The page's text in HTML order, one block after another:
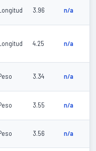
Longitud 3.96 n/a
Longitud 4.25 n/a
3.34 n/a
3.55 n/a
3.56 n/a